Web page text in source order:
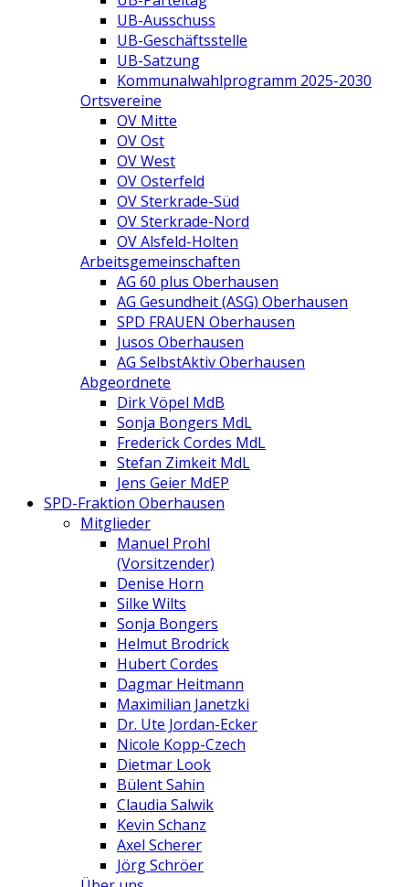
UB-Ausschuss
UB-Geschäftsstelle
UB-Satzung
Kommunalwahlprogramm 2025-2030
Ortsvereine
OV Mitte
OV Ost
OV West
OV Osterfeld
OV Sterkrade-Süd
OV Sterkrade-Nord
OV Alsfeld-Holten
Arbeitsgemeinschaften
AG 60 plus Oberhausen
AG Gesundheit (ASG) Oberhausen
SPD FRAUEN Oberhausen
Jusos Oberhausen
AG SelbstAktiv Oberhausen
Abgeordnete
Dirk Vöpel MdB
Sonja Bongers MdL
Frederick Cordes MdL
Stefan Zimkeit MdL
Jens Geier MdEP
SPD-Fraktion Oberhausen
Mitglieder
Manuel Prohl
(Vorsitzender)
Denise Horn
Silke Wilts
Sonja Bongers
Helmut Brodrick
Hubert Cordes
Dagmar Heitmann
Maximilian Janetzki
Dr. Ute Jordan-Ecker
Nicole Kopp-Czech
Dietmar Look
Bülent Sahin
Claudia Salwik
Kevin Schanz
Axel Scherer
Jörg Schröer